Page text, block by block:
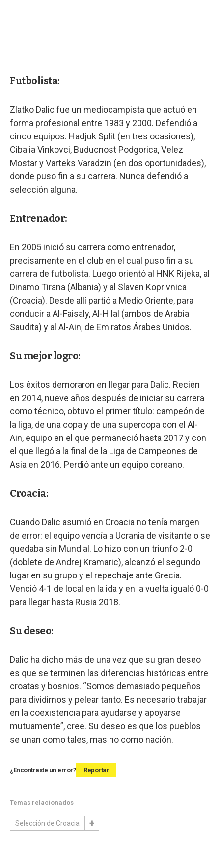
Futbolista:
Zlatko Dalic fue un mediocampista que actuó en
forma profesional entre 1983 y 2000. Defendió a
cinco equipos: Hadjuk Split (en tres ocasiones),
Cibalia Vinkovci, Buducnost Podgorica, Velez
Mostar y Varteks Varadzin (en dos oportunidades),
donde puso fin a su carrera. Nunca defendió a
selección alguna.
Entrenador:
En 2005 inició su carrera como entrenador,
precisamente en el club en el cual puso fin a su
carrera de futbolista. Luego orientó al HNK Rijeka, al
Dinamo Tirana (Albania) y al Slaven Koprivnica
(Croacia). Desde allí partió a Medio Oriente, para
conducir a Al-Faisaly, Al-Hilal (ambos de Arabia
Saudita) y al Al-Ain, de Emiratos Árabes Unidos.
Su mejor logro:
Los éxitos demoraron en llegar para Dalic. Recién
en 2014, nueve años después de iniciar su carrera
como técnico, obtuvo el primer título: campeón de
la liga, de una copa y de una supercopa con el Al-
Ain, equipo en el que permaneció hasta 2017 y con
el que llegó a la final de la Liga de Campeones de
Asia en 2016. Perdió ante un equipo coreano.
Croacia:
Cuando Dalic asumió en Croacia no tenía margen
de error: el equipo vencía a Ucrania de visitante o se
quedaba sin Mundial. Lo hizo con un triunfo 2-0
(doblete de Andrej Kramaric), alcanzó el segundo
lugar en su grupo y el repechaje ante Grecia.
Venció 4-1 de local en la ida y en la vuelta igualó 0-0
para llegar hasta Rusia 2018.
Su deseo:
Dalic ha dicho más de una vez que su gran deseo
es que se terminen las diferencias históricas entre
croatas y bosnios. “Somos demasiado pequeños
para dividirnos y pelear tanto. Es necesario trabajar
en la coexistencia para ayudarse y apoyarse
mutuamente”, cree. Su deseo es que los pueblos
se unan como tales, mas no como nación.
¿Encontraste un error? Reportar
Temas relacionados
Selección de Croacia